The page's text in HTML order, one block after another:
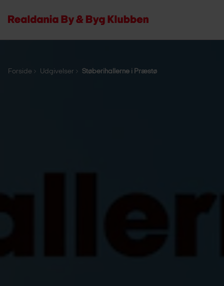
Forside Udgivelser Støberihallerne i Præstø